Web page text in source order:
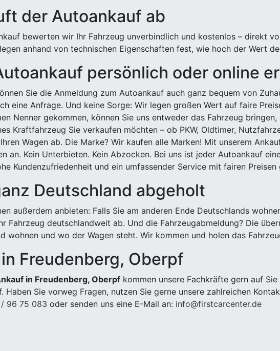
der Autoankauf ab
bewerten wir Ihr Fahrzeug unverbindlich und kostenlos – direkt
anhand von technischen Eigenschaften fest, wie hoch der Wert
persönlich oder online
Sie die Anmeldung zum Autoankauf auch ganz bequem von
eine Anfrage. Und keine Sorge: Wir legen großen Wert auf faire
Nenner gekommen, können Sie uns entweder das Fahrzeug
Kraftfahrzeug Sie verkaufen möchten – ob PKW, Oldtimer,
Wagen ab. Die Marke? Wir kaufen alle Marken! Mit unserem
an. Kein Unterbieten. Kein Abzocken. Bei uns ist jeder Autoankauf
Kundenzufriedenheit und ein umfassender Service mit fairen
Deutschland abgeholt
außerdem anbieten: Falls Sie am anderen Ende Deutschlands
Fahrzeug deutschlandweit ab. Und die Fahrzeugabmeldung? Die
wohnen und wo der Wagen steht. Wir kommen und holen das
Freudenberg, Oberpf
in Freudenberg, Oberpf kommen unsere Fachkräfte gern auf
Haben Sie vorweg Fragen, nutzen Sie gerne unsere zahlreichen
/ 96 75 083 oder senden uns eine E-Mail an: info@firstcarcenter.de